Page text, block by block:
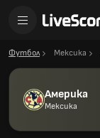
Футбол Мексика
Америка
Мексика